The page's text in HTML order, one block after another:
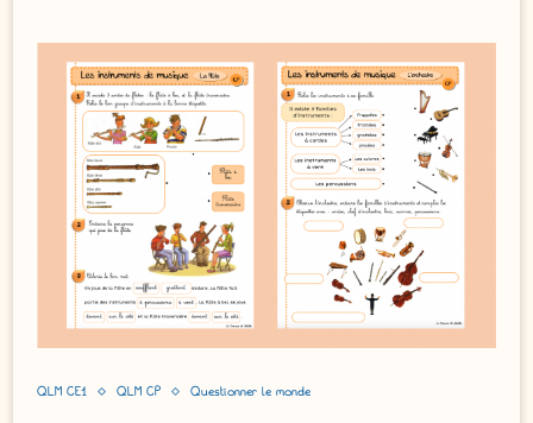
QLM CE1 QLM CP Questionner le monde